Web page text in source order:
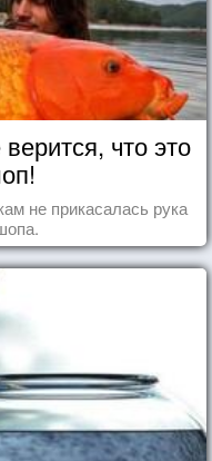
что это
не прикасалась рука